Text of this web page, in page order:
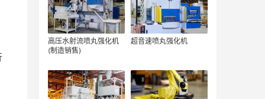
高压水射流喷丸强化机
(制造销售)
超音速喷丸强化机